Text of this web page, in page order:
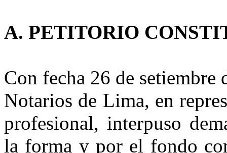
A. PETITORIO
Con fecha 26 de setiembre
Notarios de Lima, en
profesional, interpuso
la forma y por el fondo